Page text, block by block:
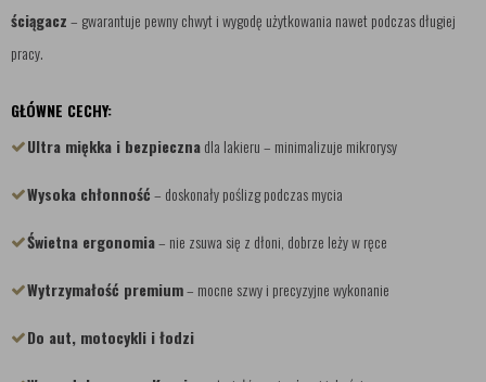
ściągacz– gwarantuje pewny chwyt i wygodę użytkowania nawet podczas długiej
pracy.
GŁÓWNE CECHY:
Ultra miękka i bezpiecznadla lakieru – minimalizuje mikrorysy
Wysoka chłonność– doskonały poślizg podczas mycia
Świetna ergonomia– nie zsuwa się z dłoni, dobrze leży w ręce
Wytrzymałość premium– mocne szwy i precyzyjne wykonanie
Do aut, motocykli i łodzi